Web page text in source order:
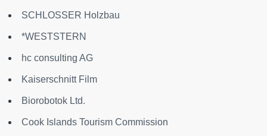
SCHLOSSER Holzbau
*WESTSTERN
hc consulting AG
Kaiserschnitt Film
Biorobotok Ltd.
Cook Islands Tourism Commission